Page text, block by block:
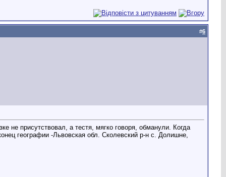
#6
не присутствовал, а тестя, мягко говоря, обманули. Когда
географии -Львовская обл. Сколевский р-н с. Долишне,